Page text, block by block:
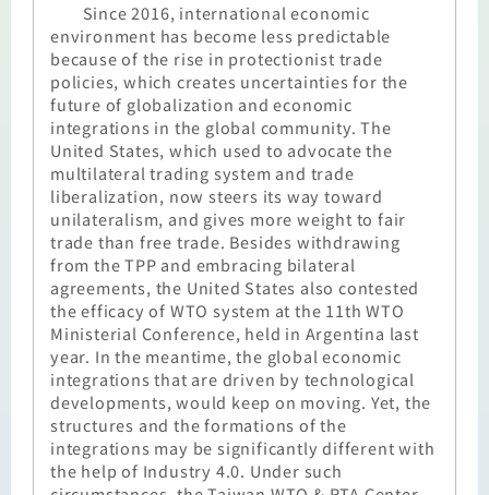
Since 2016, international economic
environment has become less predictable
because of the rise in protectionist trade
policies, which creates uncertainties for the
future of globalization and economic
integrations in the global community. The
United States, which used to advocate the
multilateral trading system and trade
liberalization, now steers its way toward
unilateralism, and gives more weight to fair
trade than free trade. Besides withdrawing
from the TPP and embracing bilateral
agreements, the United States also contested
the efficacy of WTO system at the 11th WTO
Ministerial Conference, held in Argentina last
year. In the meantime, the global economic
integrations that are driven by technological
developments, would keep on moving. Yet, the
structures and the formations of the
integrations may be significantly different with
the help of Industry 4.0. Under such